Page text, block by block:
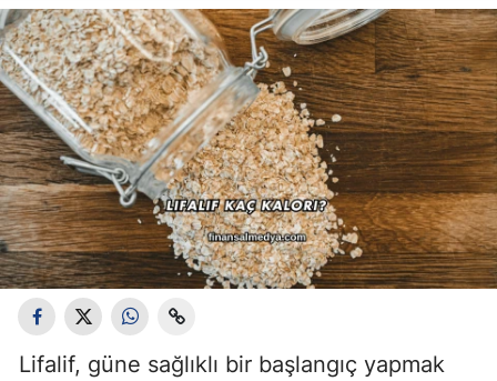
Lifalif, güne sağlıklı bir başlangıç yapmak